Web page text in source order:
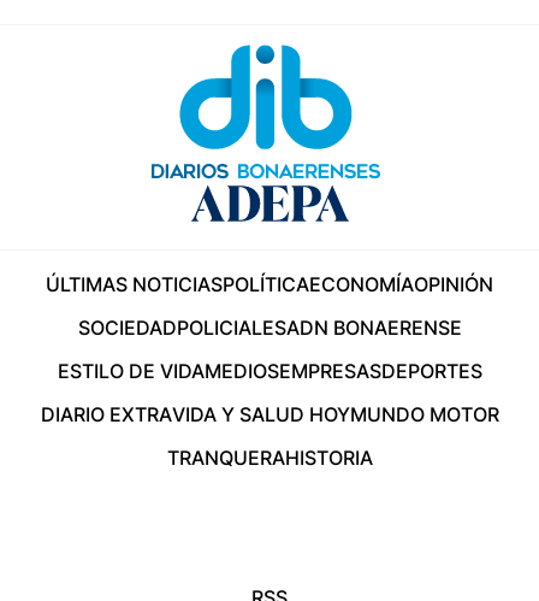
ÚLTIMAS NOTICIASPOLÍTICAECONOMÍAOPINIÓN
SOCIEDADPOLICIALESADN BONAERENSE
ESTILO DE VIDAMEDIOSEMPRESASDEPORTES
DIARIO EXTRAVIDA Y SALUD HOYMUNDO MOTOR
TRANQUERAHISTORIA